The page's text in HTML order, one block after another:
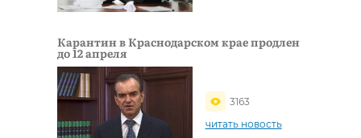
Карантин в Краснодарском крае продлен
до 12 апреля
3163
читать новость